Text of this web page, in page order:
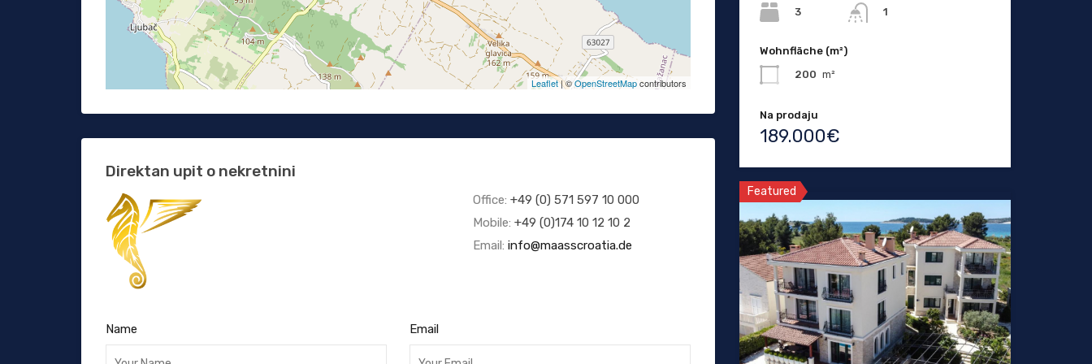
Leaflet| ©OpenStreetMapcontributors
Direktan upit o nekretnini
Office: +49 (0) 571 597 10 000
Mobile: +49 (0)174 10 12 10 2
Email: info@maasscroatia.de
Name Email
3 1
Wohnfläche (m²)
200 m²
Na prodaju
189.000€
Featured